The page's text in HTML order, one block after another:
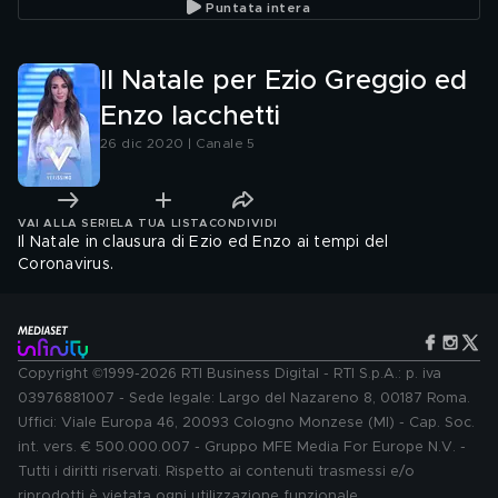
Puntata intera
Il Natale per Ezio Greggio ed
Enzo Iacchetti
26 dic 2020 | Canale 5
VAI ALLA SERIE LA TUA LISTA CONDIVIDI
Il Natale in clausura di Ezio ed Enzo ai tempi del
Coronavirus.
Copyright ©1999-2026 RTI Business Digital - RTI S.p.A.: p. iva
03976881007 - Sede legale: Largo del Nazareno 8, 00187 Roma.
Uffici: Viale Europa 46, 20093 Cologno Monzese (MI) - Cap. Soc.
int. vers. € 500.000.007 - Gruppo MFE Media For Europe N.V. -
Tutti i diritti riservati. Rispetto ai contenuti trasmessi e/o